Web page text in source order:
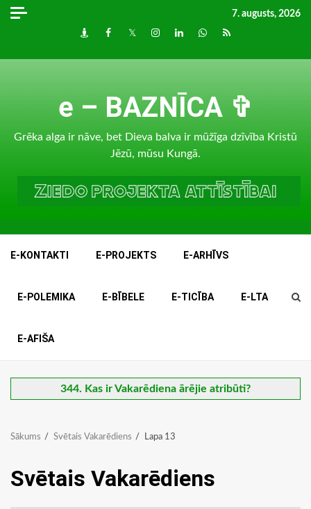
Skip
7. augusts, 2026
DraugiemFacebook
TwitterInstagram
LinkedInwhatsapp
RSS
e – BAZNĪCA ✞
Grēka alga ir nāve, bet Dieva balva ir mūžīga dzīvība Kristū
Jēzū, mūsu Kungā.
E-KONTAKTI E-PROJEKTS E-ARHĪVS
E-POLEMIKA E-BĪBELE E-TICĪBA E-LTA
E-AFIŠA
344. Kas ir Vakarēdiena ārējie atribūti?
Sākums Svētais Vakarēdiens Lapa 13
Svētais Vakarēdiens